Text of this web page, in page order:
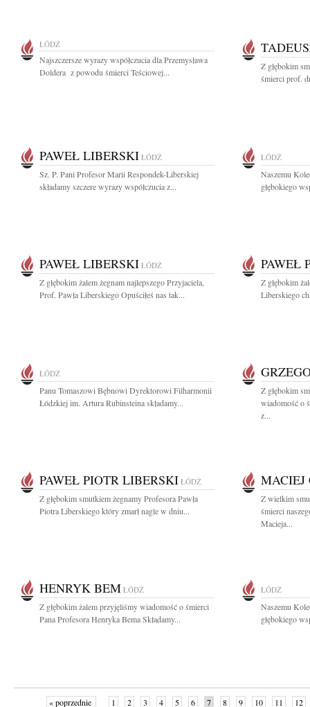
ŁÓDŹ
Najszczersze wyrazy współczucia dla Przemysława
Doldera z powodu śmierci Teściowej...
Z głębokim
śmierci prof.
PAWEŁ LIBERSKI ŁÓDŹ
Sz. P. Pani Profesor Marii Respondek-Liberskiej
składamy szczere wyrazy współczucia z...
ŁÓDŹ
Naszemu
głębokiego
PAWEŁ LIBERSKI ŁÓDŹ
Z głębokim żalem żegnam najlepszego Przyjaciela,
Prof. Pawła Liberskiego Opuściłeś nas tak...
PAWEŁ
Z głębokim
Liberskiego
ŁÓDŹ
Panu Tomaszowi Bębnowi Dyrektorowi Filharmonii
Łódzkiej im. Artura Rubinsteina składamy...
Z głębokim
wiadomość o
z...
PAWEŁ PIOTR LIBERSKI ŁÓDŹ
Z głębokim smutkiem żegnamy Profesora Pawła
Piotra Liberskiego który zmarł nagle w dniu...
Z wielkim
śmierci
Macieja...
HENRYK BEM ŁÓDŹ
Z głębokim żalem przyjęliśmy wiadomość o śmierci
Pana Profesora Henryka Bema Składamy...
ŁÓDŹ
Naszemu
głębokiego
« poprzednie 1 2 3 4 5 6 7 8 9 10 11 12